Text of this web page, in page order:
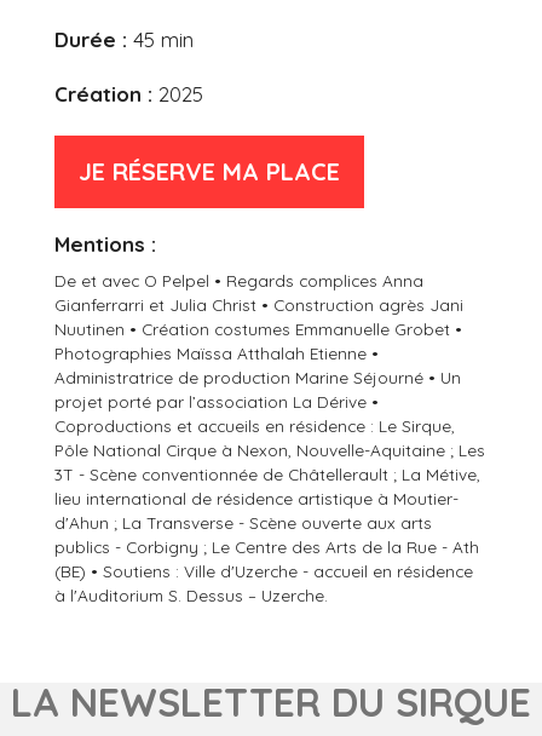
Durée : 45 min
Création : 2025
JE RÉSERVE MA PLACE
Mentions :
De et avec O Pelpel • Regards complices Anna
Gianferrarri et Julia Christ • Construction agrès Jani
Nuutinen • Création costumes Emmanuelle Grobet •
Photographies Maïssa Atthalah Etienne •
Administratrice de production Marine Séjourné • Un
projet porté par l’association La Dérive •
Coproductions et accueils en résidence : Le Sirque,
Pôle National Cirque à Nexon, Nouvelle-Aquitaine ; Les
3T - Scène conventionnée de Châtellerault ; La Métive,
lieu international de résidence artistique à Moutier-
d'Ahun ; La Transverse - Scène ouverte aux arts
publics - Corbigny ; Le Centre des Arts de la Rue - Ath
(BE) • Soutiens : Ville d'Uzerche - accueil en résidence
à l'Auditorium S. Dessus – Uzerche.
LA NEWSLETTER DU SIRQUE